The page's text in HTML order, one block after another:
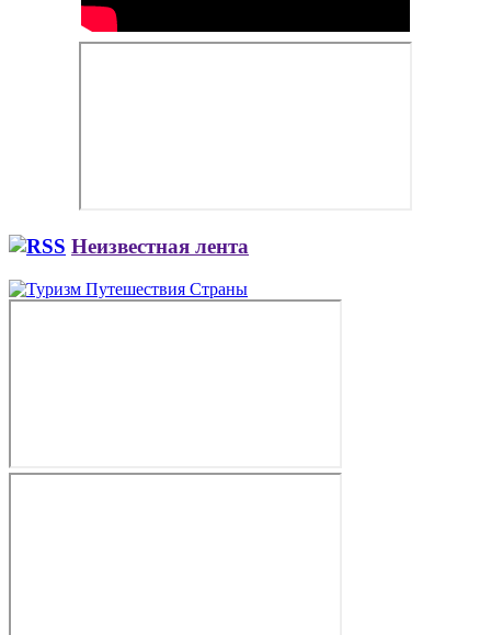
Неизвестная лента